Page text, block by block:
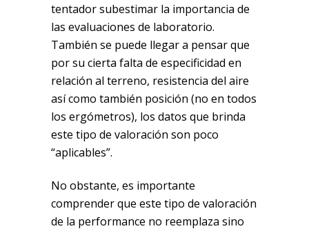
tentador subestimar la importancia de
las evaluaciones de laboratorio.
También se puede llegar a pensar que
por su cierta falta de especificidad en
relación al terreno, resistencia del aire
así como también posición (no en todos
los ergómetros), los datos que brinda
este tipo de valoración son poco
“aplicables”.
No obstante, es importante
comprender que este tipo de valoración
de la performance no reemplaza sino